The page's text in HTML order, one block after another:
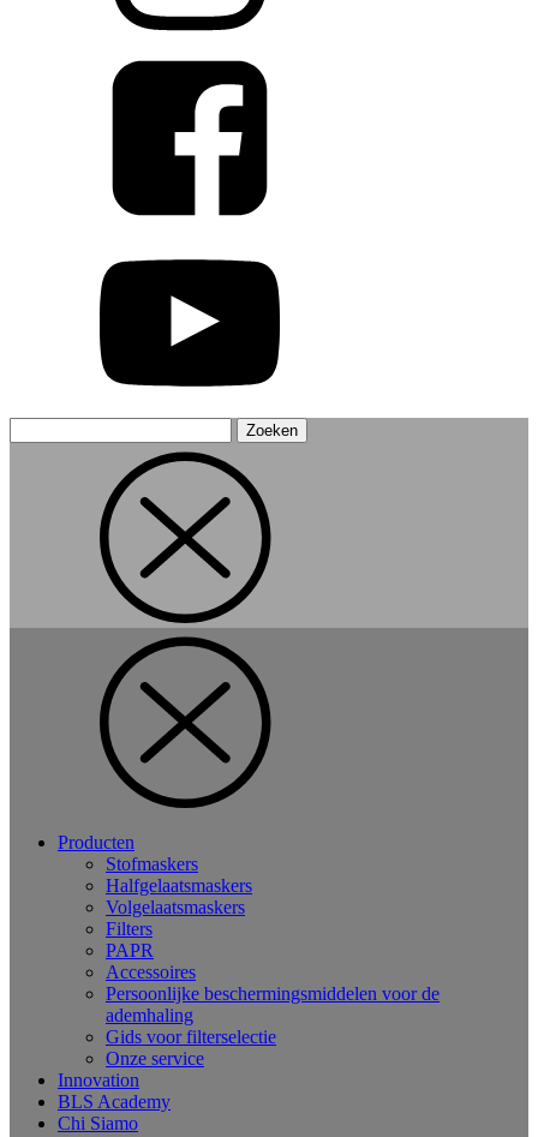
naar:
Producten
Stofmaskers
Halfgelaatsmaskers
Volgelaatsmaskers
Filters
PAPR
Accessoires
Persoonlijke beschermingsmiddelen voor de
ademhaling
Gids voor filterselectie
Onze service
Innovation
BLS Academy
Chi Siamo